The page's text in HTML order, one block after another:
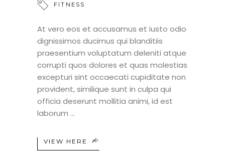
FITNESS
At vero eos et accusamus et iusto odio
dignissimos ducimus qui blanditiis
praesentium voluptatum deleniti atque
corrupti quos dolores et quas molestias
excepturi sint occaecati cupiditate non
provident, similique sunt in culpa qui
officia deserunt mollitia animi, id est
laborum
VIEW HERE